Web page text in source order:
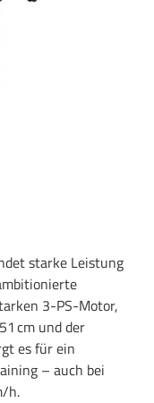
starke Leistung
3-PS-Motor,
cm und der
es für ein
– auch bei
h.